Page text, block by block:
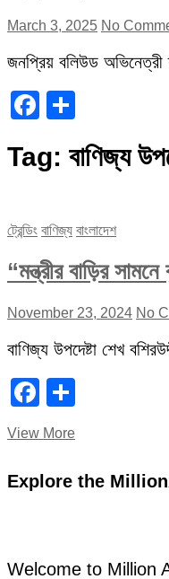
March 3, 2025 No
জনপ্রিয় বলিউড অভিনেত্রী
Facebook
Tag: বাণিজ্য
ট্রেন্ডিং বাণিজ্য বাংলাদেশ
“মন্ত্রীর বাড়ির
November 23, 2024 No
বাণিজ্য উপদেষ্টা শেখ
Facebook
View More“মন্ত্রীর
বৃষ্টিতে
যেন
Explore the
Welcome to Million